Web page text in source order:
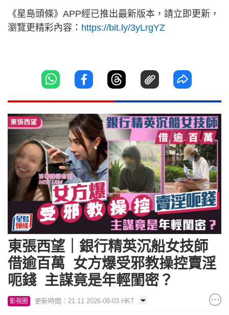
《星島頭條》APP經已推出最新版本，請立即更新，
瀏覽更精彩內容： https://bit.ly/3yLrgYZ
東張西望｜銀行精英沉船女技師
借逾百萬 女方爆受邪教操控賣淫
呃錢 主謀竟是年輕閨密？
影視圈 更新時間：21:11 2026-08-03 HKT